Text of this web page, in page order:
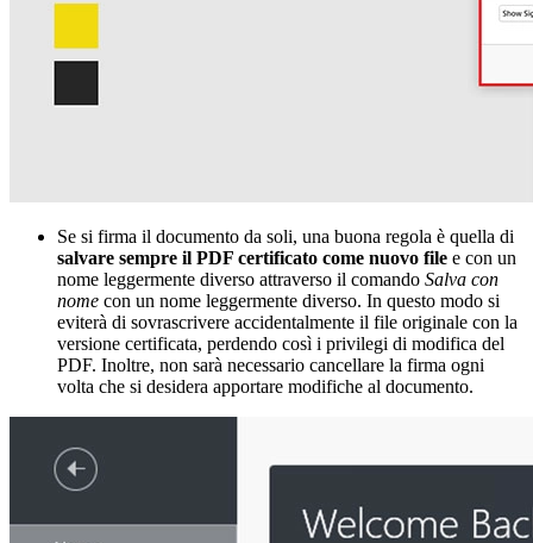
Se si firma il documento da soli, una buona regola è quella di
salvare sempre il PDF certificato come nuovo file e con un
nome leggermente diverso attraverso il comando Salva con
nome con un nome leggermente diverso. In questo modo si
eviterà di sovrascrivere accidentalmente il file originale con la
versione certificata, perdendo così i privilegi di modifica del
PDF. Inoltre, non sarà necessario cancellare la firma ogni
volta che si desidera apportare modifiche al documento.